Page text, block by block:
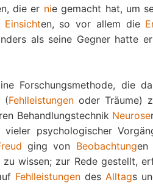
die er nie gemacht hat, um
Einsichten, so vor allem die
als seine Gegner hatte
Forschungsmethode, die
(Fehlleistungenoder Träume)
Behandlungstechnik Neurose
vieler psychologischer
ging von Beobachtungen
wissen; zur Rede gestellt,
Fehlleistungen des Alltags